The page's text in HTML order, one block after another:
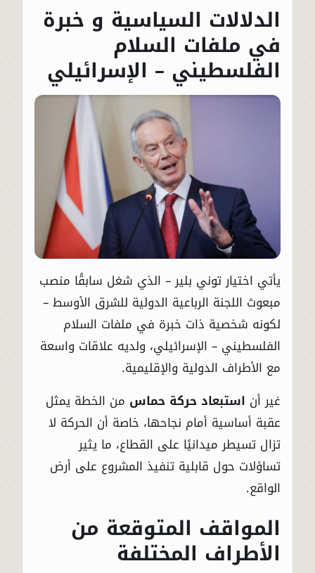
الدلالات السياسية و خبرة
في ملفات السلام
الفلسطيني – الإسرائيلي
يأتي اختيار توني بلير – الذي شغل سابقًا منصب
مبعوث اللجنة الرباعية الدولية للشرق الأوسط –
لكونه شخصية ذات خبرة في ملفات السلام
الفلسطيني – الإسرائيلي، ولديه علاقات واسعة
مع الأطراف الدولية والإقليمية.
غير أن استبعاد حركة حماس من الخطة يمثل
عقبة أساسية أمام نجاحها، خاصة أن الحركة لا
تزال تسيطر ميدانيًا على القطاع، ما يثير
تساؤلات حول قابلية تنفيذ المشروع على أرض
الواقع.
المواقف المتوقعة من
الأطراف المختلفة